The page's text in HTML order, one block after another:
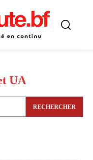
UA
RECHERCHER